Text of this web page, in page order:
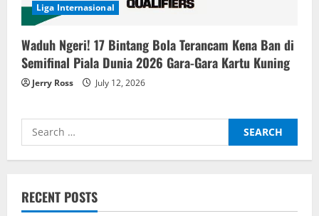
Liga Internasional
Waduh Ngeri! 17 Bintang Bola Terancam Kena Ban di
Semifinal Piala Dunia 2026 Gara-Gara Kartu Kuning
Jerry Ross July 12, 2026
Search
for:
RECENT POSTS